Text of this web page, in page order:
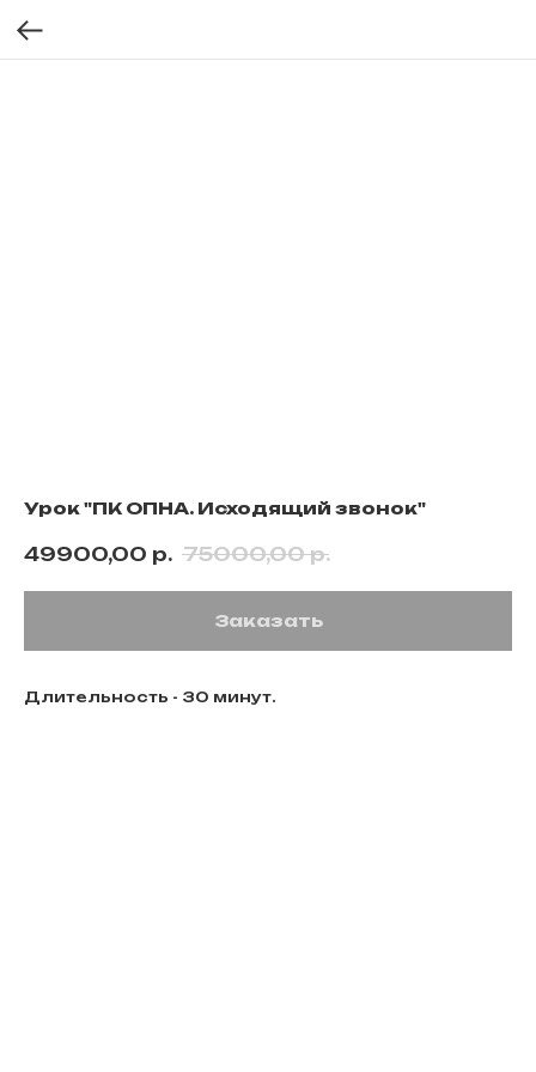
Урок "ПК ОПНА. Исходящий звонок"
49900,00 р. 75000,00 р.
Заказать
Длительность - 30 минут.